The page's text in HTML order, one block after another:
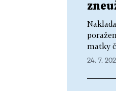
matky
24. 7.